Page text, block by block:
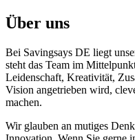
Über uns
Bei Savingsays DE liegt
steht das Team im
Leidenschaft, Kreativität,
Vision angetrieben wird,
machen.
Wir glauben an mutiges